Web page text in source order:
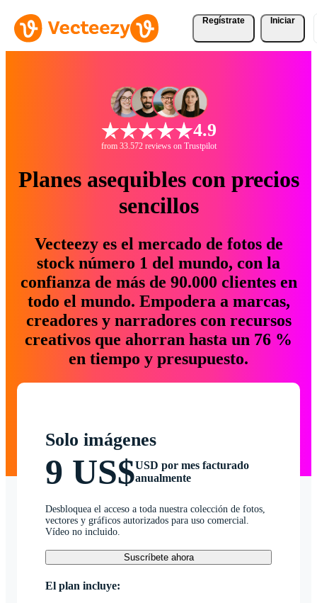
Regístrate Iniciar
4.9
from 33.572 reviews on Trustpilot
Planes asequibles con precios
sencillos
Vecteezy es el mercado de fotos de
stock número 1 del mundo, con la
confianza de más de 90.000 clientes en
todo el mundo. Empodera a marcas,
creadores y narradores con recursos
creativos que ahorran hasta un 76 %
en tiempo y presupuesto.
Solo imágenes
9 US$USD por mes facturado
anualmente
Desbloquea el acceso a toda nuestra colección de fotos,
vectores y gráficos autorizados para uso comercial.
Vídeo no incluido.
Suscríbete ahora
El plan incluye: